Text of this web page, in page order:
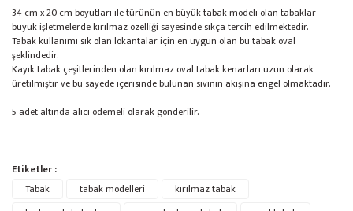
34 cm x 20 cm boyutları ile türünün en büyük tabak modeli olan tabaklar
büyük işletmelerde kırılmaz özelliği sayesinde sıkça tercih edilmektedir.
Tabak kullanımı sık olan lokantalar için en uygun olan bu tabak oval
şeklindedir.
Kayık tabak çeşitlerinden olan kırılmaz oval tabak kenarları uzun olarak
üretilmiştir ve bu sayede içerisinde bulunan sıvının akışına engel olmaktadır.
5 adet altında alıcı ödemeli olarak gönderilir.
Bu ürüne ilk yorumu siz yapın!
Ürün hakkında henüz soru sorulmamış.
Bu ürünün fiyat bilgisi, resim, ürün açıklamalarında ve diğer konularda
yetersiz gördüğünüz noktaları öneri formunu kullanarak tarafımıza
iletebilirsiniz.
Etiketler :
Tabak
tabak modelleri
kırılmaz tabak